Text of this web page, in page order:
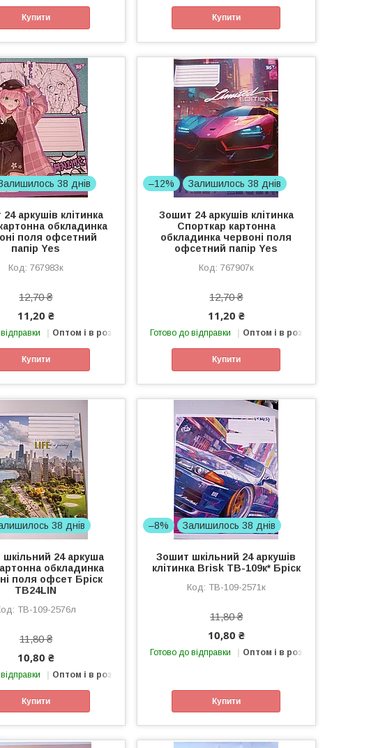
Купити Купити
38 днів
аркушів клітинка
обкладинка
поля офсетний
папір Yes
767983к
12,70 ₴
11,20 ₴
Оптом і в роздріб
Купити
–12% Залишилось 38 днів
Зошит 24 аркушів клітинка
Спорткар картонна
обкладинка червоні поля
офсетний папір Yes
767907к
12,70 ₴
11,20 ₴
Готово до відправки Оптом і в роздріб
Купити
38 днів
24 аркуша
обкладинка
поля офсет Бріск
TB24LIN
TB-109-2576л
11,80 ₴
10,80 ₴
Оптом і в роздріб
Купити
–8% Залишилось 38 днів
Зошит шкільний 24 аркушів
клітинка Brisk ТВ-109к* Бріск
ТВ-109-2571к
11,80 ₴
10,80 ₴
Готово до відправки Оптом і в роздріб
Купити